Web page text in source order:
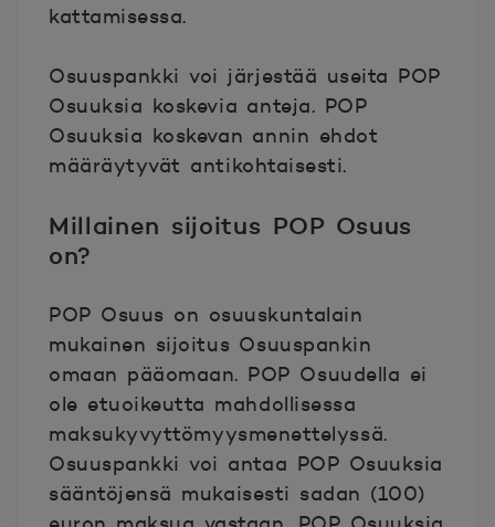
kattamisessa.
Osuuspankki voi järjestää useita POP
Osuuksia koskevia anteja. POP
Osuuksia koskevan annin ehdot
määräytyvät antikohtaisesti.
Millainen sijoitus POP Osuus
on?
POP Osuus on osuuskuntalain
mukainen sijoitus Osuuspankin
omaan pääomaan. POP Osuudella ei
ole etuoikeutta mahdollisessa
maksukyvyttömyysmenettelyssä.
Osuuspankki voi antaa POP Osuuksia
sääntöjensä mukaisesti sadan (100)